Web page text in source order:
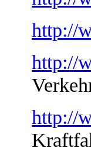
http://
http://
http://